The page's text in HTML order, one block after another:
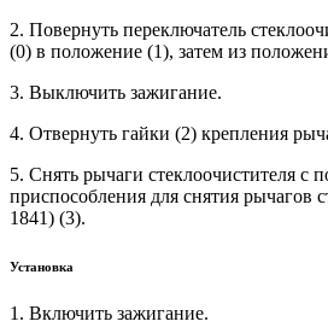
2. Повернуть переключатель
(0) в положение (1), затем из
3. Выключить зажигание.
4. Отвернуть гайки (2) крепления
5. Снять рычаги стеклоочистителя с
приспособления для снятия рычагов
1841) (3).
Установка
1. Включить зажигание.